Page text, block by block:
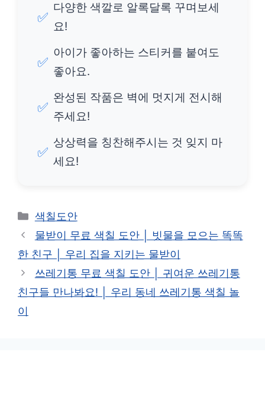
✅
다양한 색깔로 알록달록 꾸며보세
요!
✅
아이가 좋아하는 스티커를 붙여도
좋아요.
✅
완성된 작품은 벽에 멋지게 전시해
주세요!
✅
상상력을 칭찬해주시는 것 잊지 마
세요!
카
테
리
색칠도안
물받이 무료 색칠 도안 │ 빗물을 모으는 똑똑
한 친구 │ 우리 집을 지키는 물받이
쓰레기통 무료 색칠 도안 │ 귀여운 쓰레기통
친구들 만나봐요! │ 우리 동네 쓰레기통 색칠 놀
이